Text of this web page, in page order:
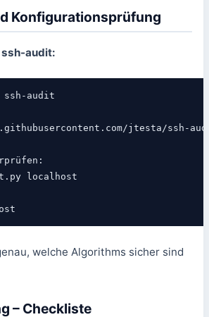
Konfigurationsprüfung
ssh-audit:
audit
jtesta/ssh-
localhost
welche Algorithms sicher sind
– Checkliste